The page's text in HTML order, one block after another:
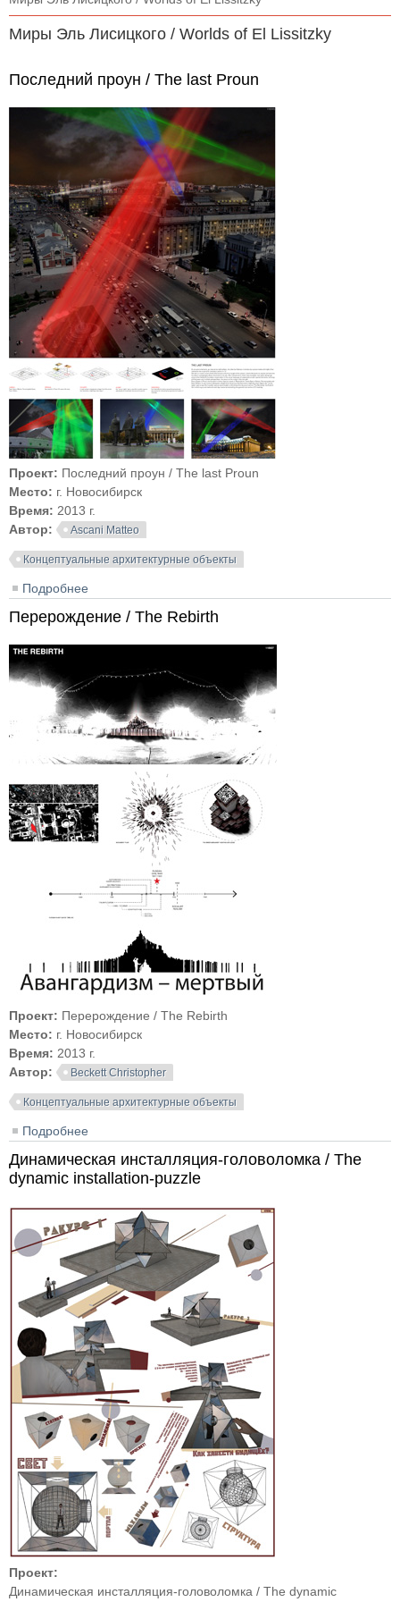
Миры Эль Лисицкого / Worlds of El Lissitzky
Последний проун / The last Proun
Проект: Последний проун / The last Proun
Место: г. Новосибирск
Время: 2013 г.
Автор:
Ascani Matteo
Концептуальные архитектурные объекты
Подробнее
Перерождение / The Rebirth
Проект: Перерождение / The Rebirth
Место: г. Новосибирск
Время: 2013 г.
Автор:
Beckett Christopher
Концептуальные архитектурные объекты
Подробнее
Динамическая инсталляция-головоломка / The
dynamic installation-puzzle
Проект:
Динамическая инсталляция-головоломка / The dynamic